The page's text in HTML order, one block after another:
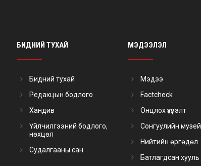
БИДНИЙ ТУХАЙ
Бидний тухай
Редакцын бодлого
Хандив
Үйлчилгээний бодлого,
нөхцөл
Судалгааны сан
МЭДЭЭЛЭЛ
Мэдээ
Factcheck
Онцлох үзүүлэлт
Сонгуулийн музей
Нийтийн өргөдөл
Батлагдсан хууль